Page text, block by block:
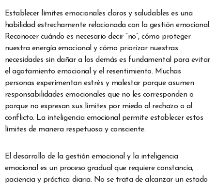
Establecer límites emocionales claros y saludables es una
habilidad estrechamente relacionada con la gestión emocional.
Reconocer cuándo es necesario decir “no”, cómo proteger
nuestra energía emocional y cómo priorizar nuestras
necesidades sin dañar a los demás es fundamental para evitar
el agotamiento emocional y el resentimiento. Muchas
personas experimentan estrés y malestar porque asumen
responsabilidades emocionales que no les corresponden o
porque no expresan sus límites por miedo al rechazo o al
conflicto. La inteligencia emocional permite establecer estos
límites de manera respetuosa y consciente.
El desarrollo de la gestión emocional y la inteligencia
emocional es un proceso gradual que requiere constancia,
paciencia y práctica diaria. No se trata de alcanzar un estado